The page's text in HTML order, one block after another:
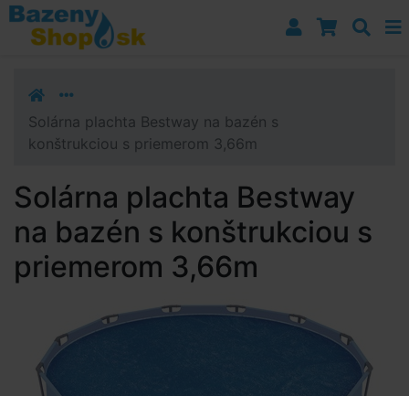
Prejsť k navigácii
Prejsť na obsah
Prejsť k bočnému stĺpci
Solárna plachta Bestway na bazén s
konštrukciou s priemerom 3,66m
Solárna plachta Bestway
na bazén s konštrukciou s
priemerom 3,66m